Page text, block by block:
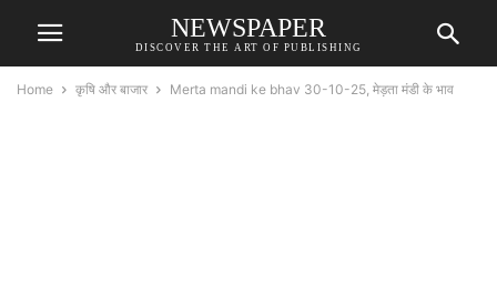
NEWSPAPER
DISCOVER THE ART OF PUBLISHING
Home कृषि और बाजार Merta mandi ke bhav 30-10-25, मेड़ता मंडी के भाव